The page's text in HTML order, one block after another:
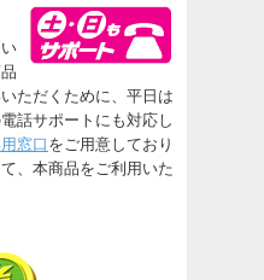
ただくために、平日は
話サポートにも対応し
窓口 をご用意しており
、本商品をご利用いた